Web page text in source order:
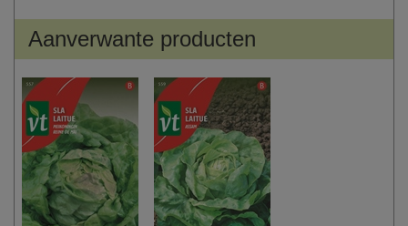
Aanverwante producten